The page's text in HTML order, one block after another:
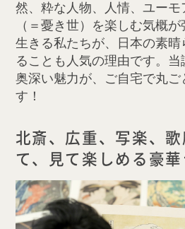
然、粋な人物、人情、ユー
（＝憂き世）を楽しむ気概
生きる私たちが、日本の素晴
ることも人気の理由です。
奥深い魅力が、ご自宅で丸ご
す！
北斎、広重、写楽、
て、見て楽しめる豪華